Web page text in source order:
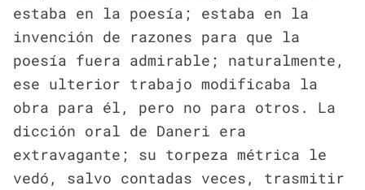
estaba en la poesía; estaba en la
invención de razones para que la
poesía fuera admirable; naturalmente,
ese ulterior trabajo modificaba la
obra para él, pero no para otros. La
dicción oral de Daneri era
extravagante; su torpeza métrica le
vedó, salvo contadas veces, trasmitir